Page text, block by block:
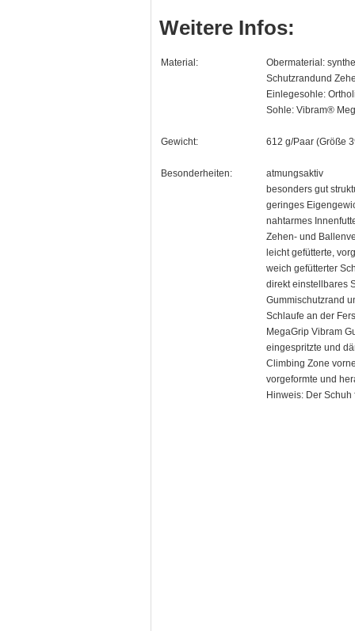
Weitere Infos:
Material:
Obermaterial:
Schutzrandund
Einlegesohle:
Sohle: Vibram®
Gewicht: 612 g/Paar (Größe
Besonderheiten:
atmungsaktiv
besonders gut
geringes
nahtarmes
Zehen- und
leicht gefütterte,
weich gefütterter
direkt einstellbares
Gummischutzrand
Schlaufe an der
MegaGrip Vibram
eingespritzte und
Climbing Zone
vorgeformte und
Hinweis: Der